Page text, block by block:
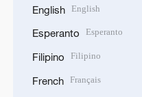
English English
Esperanto Esperanto
Filipino Filipino
French Français